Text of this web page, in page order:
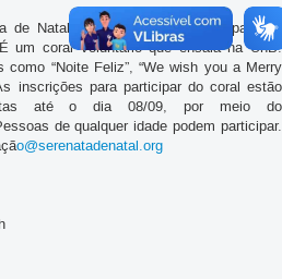
de Natal já está se preparando para as
um coral voluntário que ensaia na UnB.
“Noite Feliz”, “We wish you a Merry
inscrições para participar do coral estão
até o dia 08/09, por meio do
de qualquer idade podem participar.
o@serenatadenatal.org